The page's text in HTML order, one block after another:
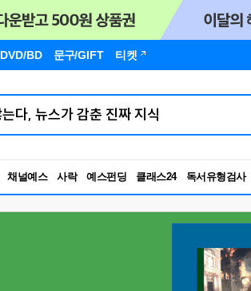
DVD/BD 문구/GIFT 티켓
채널예스 사락 예스펀딩 클래스24 독서유형검사